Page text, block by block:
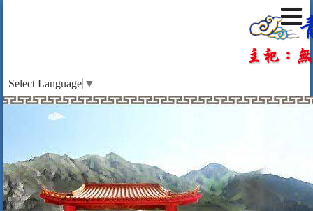
Select Language ▼